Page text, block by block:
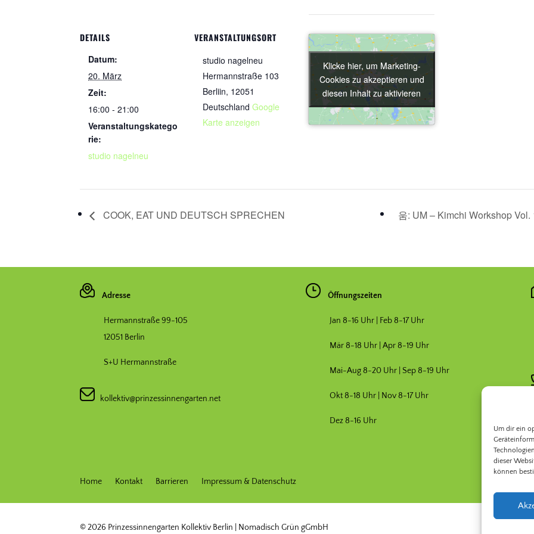
Um dir ein
dieser
können
DETAILS
Datum:
20. März
Zeit:
16:00 - 21:00
Veranstaltungskatego
rie:
studio nagelneu
VERANSTALTUNGSORT
studio nagelneu
Hermannstraße 103
Berliin, 12051
Deutschland Google
Karte anzeigen
Klicke hier, um Marketing-
Cookies zu akzeptieren und
diesen Inhalt zu aktivieren
Klicke hier, um Marketing-
Cookies zu akzeptieren und
diesen Inhalt zu aktivieren
COOK, EAT UND DEUTSCH SPRECHEN 움: UM – Kimchi Workshop
Adresse
Hermannstraße 99-105
12051 Berlin
S+U Hermannstraße
kollektiv@prinzessinnengarten.net
Öffnungszeiten
Jan 8-16 Uhr | Feb 8-17 Uhr
Mär 8-18 Uhr | Apr 8-19 Uhr
Mai-Aug 8-20 Uhr | Sep 8-19 Uhr
Okt 8-18 Uhr | Nov 8-17 Uhr
Dez 8-16 Uhr
Home Kontakt Barrieren Impressum & Datenschutz
© 2026 Prinzessinnengarten Kollektiv Berlin | Nomadisch Grün gGmbH